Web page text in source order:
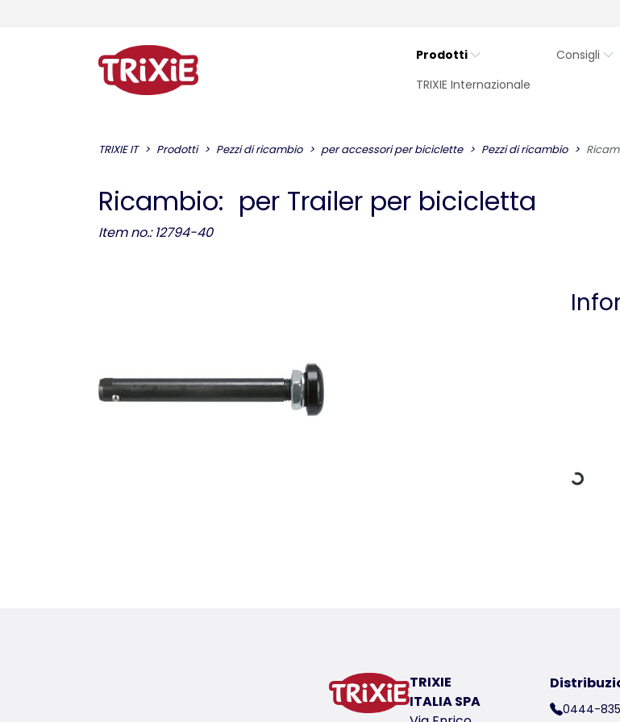
Prodotti Consigli
TRIXIE Internazionale
TRIXIE IT Prodotti Pezzi di ricambio per accessori per biciclette Pezzi di ricambio
Ricambio: per Trailer per bicicletta
Item no.: 12794-40
Dati di carico
variante di prodotto: numero unico del prodotto 12794-40
TRIXIE
ITALIA SPA
0444-